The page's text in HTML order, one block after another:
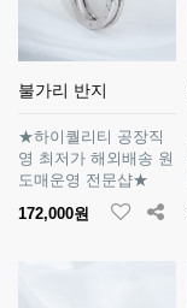
불가리 반지
★하이퀄리티 공장직
영 최저가 해외배송 원
도매운영 전문샵★
172,000원